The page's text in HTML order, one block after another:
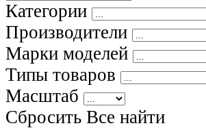
Категории
Производители
Марки моделей
Типы товаров
Масштаб
Сбросить Все найти